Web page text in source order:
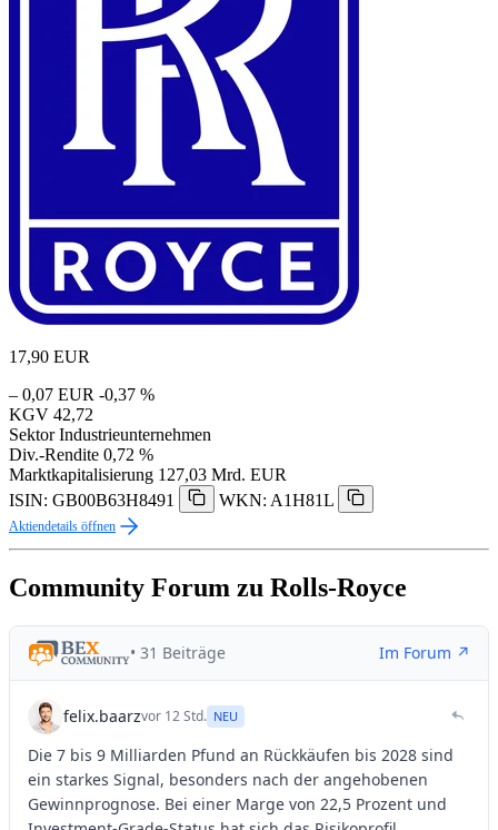
17,90 EUR
– 0,07 EUR -0,37 %
KGV 42,72
Sektor Industrieunternehmen
Div.-Rendite 0,72 %
Marktkapitalisierung 127,03 Mrd. EUR
ISIN: GB00B63H8491
WKN: A1H81L
Aktiendetails öffnen
Community Forum zu Rolls-Royce